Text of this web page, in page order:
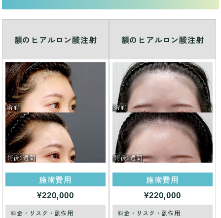
額のヒアルロン酸注射
施術費用
¥220,000
料金・リスク・副作用
額のヒアルロン酸注射
施術費用
¥220,000
料金・リスク・副作用